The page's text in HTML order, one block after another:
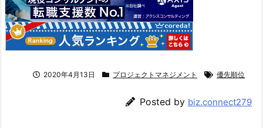
2020年4月13日 プロジェクトマネジメント 優先順位
Posted by biz.connect279